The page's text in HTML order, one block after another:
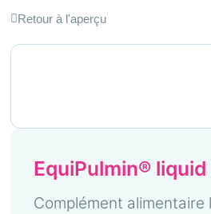
Retour à l'aperçu
EquiPulmin® liquid
Complément alimentaire